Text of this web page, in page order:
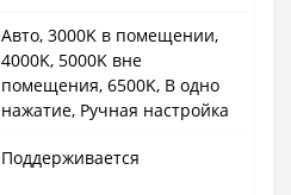
Авто, 3000K в помещении,
4000K, 5000K вне
помещения, 6500K, В одно
нажатие, Ручная настройка
Поддерживается